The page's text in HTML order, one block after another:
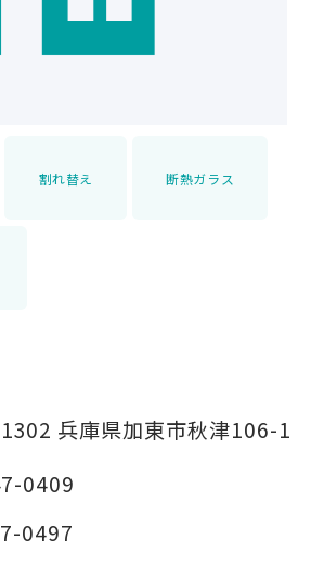
割れ替え 断熱ガラス
兵庫県加東市秋津106-1
0409
0497